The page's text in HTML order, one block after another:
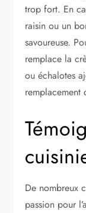
trop fort. En
raisin ou un
savoureuse.
remplace la
ou échalotes
remplacement
De nombreux
passion pour